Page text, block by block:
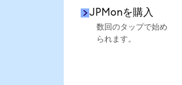
JPMonを購入
数回のタップで始め
られます。